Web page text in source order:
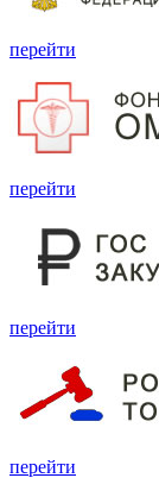
перейти
перейти
перейти
перейти